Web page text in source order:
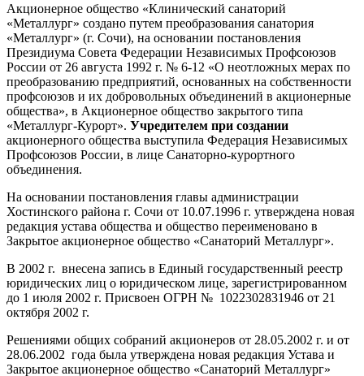
Акционерное общество «Клинический санаторий
«Металлург» создано путем преобразования санатория
«Металлург» (г. Сочи), на основании постановления
Президиума Совета Федерации Независимых Профсоюзов
России от 26 августа 1992 г. № 6-12 «О неотложных мерах по
преобразованию предприятий, основанных на собственности
профсоюзов и их добровольных объединений в акционерные
общества», в Акционерное общество закрытого типа
«Металлург-Курорт». Учредителем при создании
акционерного общества выступила Федерация Независимых
Профсоюзов России, в лице Санаторно-курортного
объединения.
На основании постановления главы администрации
Хостинского района г. Сочи от 10.07.1996 г. утверждена новая
редакция устава общества и общество переименовано в
Закрытое акционерное общество «Санаторий Металлург».
В 2002 г. внесена запись в Единый государственный реестр
юридических лиц о юридическом лице, зарегистрированном
до 1 июля 2002 г. Присвоен ОГРН № 1022302831946 от 21
октября 2002 г.
Решениями общих собраний акционеров от 28.05.2002 г. и от
28.06.2002 года была утверждена новая редакция Устава и
Закрытое акционерное общество «Санаторий Металлург»